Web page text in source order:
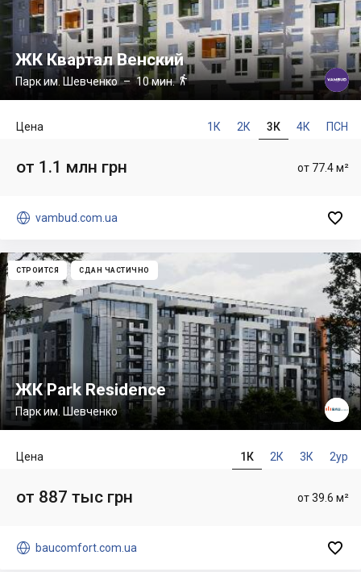
ЖК Квартал Венский
Парк им. Шевченко– 10 мин.
1К 2К 3К 4К ПСН
Цена
от 77.4 м²
от 1.1 млн грн
 vambud.com.ua 
СТРОИТСЯ СДАН ЧАСТИЧНО
ЖК Park Residence
Парк им. Шевченко
1К 2К 3К 2ур
Цена
от 39.6 м²
от 887 тыс грн
 baucomfort.com.ua 